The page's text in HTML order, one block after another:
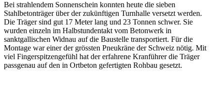
Bei strahlendem Sonnenschein konnten heute die sieben
Stahlbetonträger über der zukünftigen Turnhalle versetzt werden.
Die Träger sind gut 17 Meter lang und 23 Tonnen schwer. Sie
wurden einzeln im Halbstundentakt vom Betonwerk in
sanktgallischen Widnau auf die Baustelle transportiert. Für die
Montage war einer der grössten Pneukräne der Schweiz nötig. Mit
viel Fingerspitzengefühl hat der erfahrene Kranführer die Träger
passgenau auf den in Ortbeton gefertigten Rohbau gesetzt.